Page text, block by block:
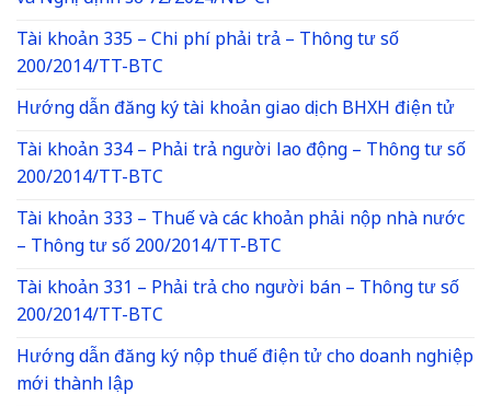
Tài khoản 335 – Chi phí phải trả – Thông tư số
200/2014/TT-BTC
Hướng dẫn đăng ký tài khoản giao dịch BHXH điện tử
Tài khoản 334 – Phải trả người lao động – Thông tư số
200/2014/TT-BTC
Tài khoản 333 – Thuế và các khoản phải nộp nhà nước
– Thông tư số 200/2014/TT-BTC
Tài khoản 331 – Phải trả cho người bán – Thông tư số
200/2014/TT-BTC
Hướng dẫn đăng ký nộp thuế điện tử cho doanh nghiệp
mới thành lập